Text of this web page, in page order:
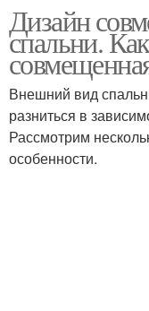
Дизайн
спальни.
Внешний вид
разниться в
Рассмотрим
особенности.